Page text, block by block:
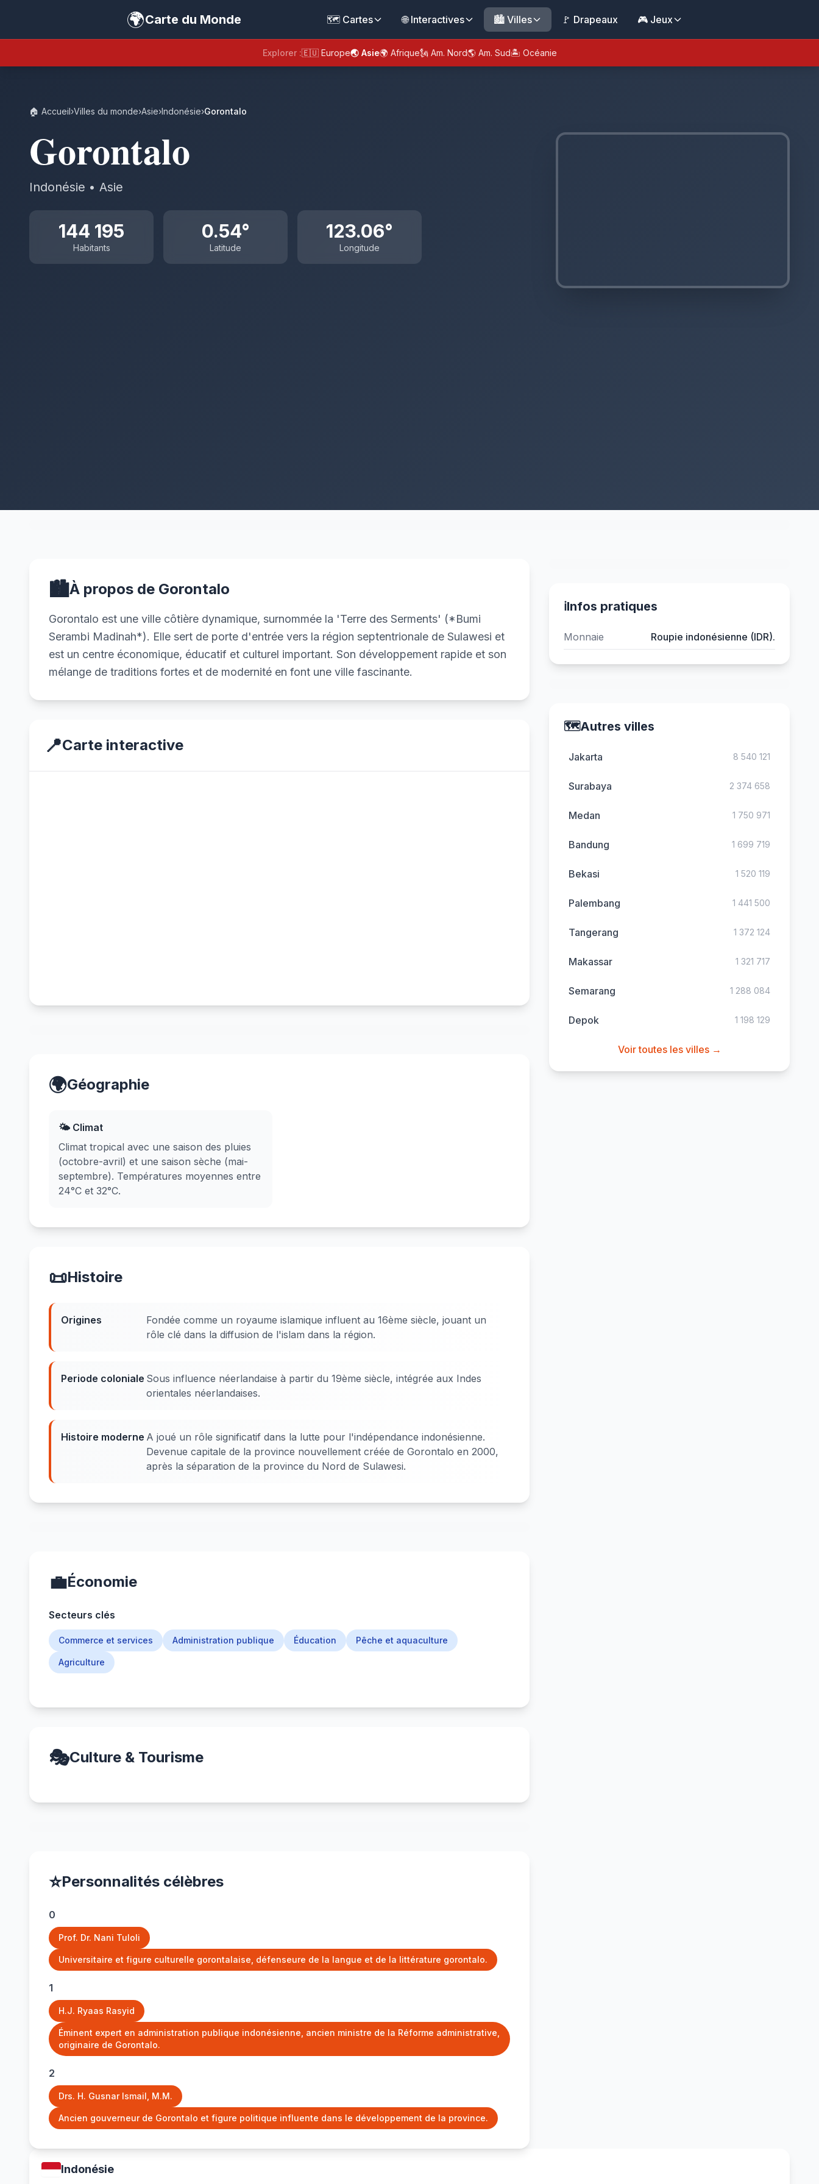
🌍Carte du Monde 🗺️ Cartes 🌐 Interactives 🏙️ Villes 🚩 Drapeaux 🎮 Jeux
Explorer :🇪🇺 Europe🌏 Asie🌍 Afrique🗽 Am. Nord🌎 Am. Sud🏝️ Océanie
🏠 Accueil›Villes du monde›Asie›Indonésie›Gorontalo
Gorontalo
Indonésie • Asie
144 195
Habitants
0.54°
Latitude
123.06°
Longitude
🏙️À propos de Gorontalo
Gorontalo est une ville côtière dynamique, surnommée la 'Terre des Serments' (*Bumi
Serambi Madinah*). Elle sert de porte d'entrée vers la région septentrionale de Sulawesi et
est un centre économique, éducatif et culturel important. Son développement rapide et son
mélange de traditions fortes et de modernité en font une ville fascinante.
📍Carte interactive
🌍Géographie
🌤️ Climat
Climat tropical avec une saison des pluies
(octobre-avril) et une saison sèche (mai-
septembre). Températures moyennes entre
24°C et 32°C.
📜Histoire
Origines
Fondée comme un royaume islamique influent au 16ème siècle, jouant un
rôle clé dans la diffusion de l'islam dans la région.
Periode coloniale Sous influence néerlandaise à partir du 19ème siècle, intégrée aux Indes
orientales néerlandaises.
Histoire moderne A joué un rôle significatif dans la lutte pour l'indépendance indonésienne.
Devenue capitale de la province nouvellement créée de Gorontalo en 2000,
après la séparation de la province du Nord de Sulawesi.
💼Économie
Secteurs clés
Commerce et services Administration publique Éducation Pêche et aquaculture
Agriculture
🎭Culture & Tourisme
⭐Personnalités célèbres
0
Prof. Dr. Nani Tuloli
Universitaire et figure culturelle gorontalaise, défenseure de la langue et de la littérature gorontalo.
1
H.J. Ryaas Rasyid
Éminent expert en administration publique indonésienne, ancien ministre de la Réforme administrative,
originaire de Gorontalo.
2
Drs. H. Gusnar Ismail, M.M.
Ancien gouverneur de Gorontalo et figure politique influente dans le développement de la province.
ℹ️Infos pratiques
Monnaie Roupie indonésienne (IDR).
🗺️Autres villes
Jakarta 8 540 121
Surabaya 2 374 658
Medan 1 750 971
Bandung 1 699 719
Bekasi 1 520 119
Palembang 1 441 500
Tangerang 1 372 124
Makassar 1 321 717
Semarang 1 288 084
Depok 1 198 129
Voir toutes les villes →
Indonésie